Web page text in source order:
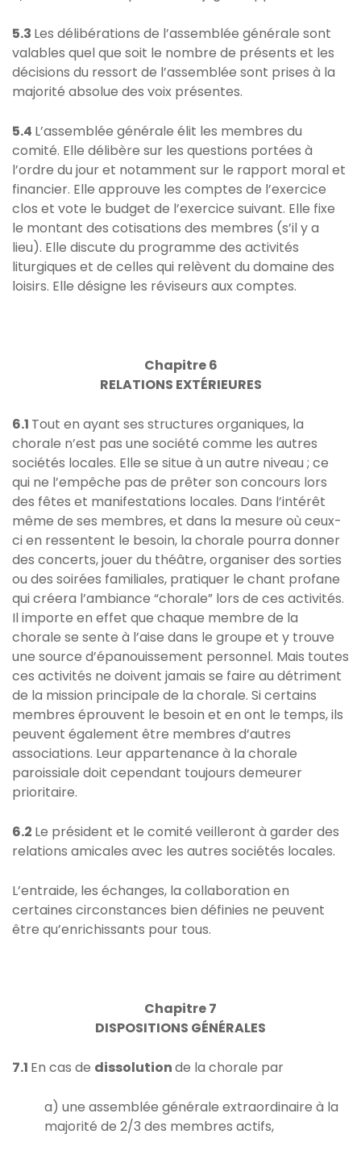
5.3 Les délibérations de l’assemblée générale sont
valables quel que soit le nombre de présents et les
décisions du ressort de l’assemblée sont prises à la
majorité absolue des voix présentes.
5.4 L’assemblée générale élit les membres du
comité. Elle délibère sur les questions portées à
l’ordre du jour et notamment sur le rapport moral et
financier. Elle approuve les comptes de l’exercice
clos et vote le budget de l’exercice suivant. Elle fixe
le montant des cotisations des membres (s’il y a
lieu). Elle discute du programme des activités
liturgiques et de celles qui relèvent du domaine des
loisirs. Elle désigne les réviseurs aux comptes.
Chapitre 6
RELATIONS EXTÉRIEURES
6.1 Tout en ayant ses structures organiques, la
chorale n’est pas une société comme les autres
sociétés locales. Elle se situe à un autre niveau ; ce
qui ne l’empêche pas de prêter son concours lors
des fêtes et manifestations locales. Dans l’intérêt
même de ses membres, et dans la mesure où ceux-
ci en ressentent le besoin, la chorale pourra donner
des concerts, jouer du théâtre, organiser des sorties
ou des soirées familiales, pratiquer le chant profane
qui créera l’ambiance “chorale” lors de ces activités.
Il importe en effet que chaque membre de la
chorale se sente à l’aise dans le groupe et y trouve
une source d’épanouissement personnel. Mais toutes
ces activités ne doivent jamais se faire au détriment
de la mission principale de la chorale. Si certains
membres éprouvent le besoin et en ont le temps, ils
peuvent également être membres d’autres
associations. Leur appartenance à la chorale
paroissiale doit cependant toujours demeurer
prioritaire.
6.2 Le président et le comité veilleront à garder des
relations amicales avec les autres sociétés locales.
L’entraide, les échanges, la collaboration en
certaines circonstances bien définies ne peuvent
être qu’enrichissants pour tous.
Chapitre 7
DISPOSITIONS GÉNÉRALES
7.1 En cas de dissolutionde la chorale par
a) une assemblée générale extraordinaire à la
majorité de 2/3 des membres actifs,